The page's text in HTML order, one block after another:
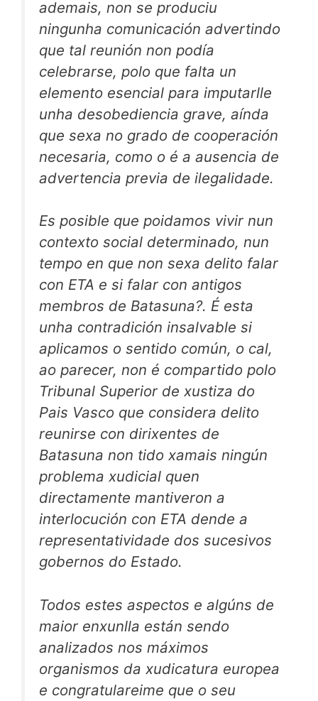
ademais, non se produciu
ningunha comunicación advertindo
que tal reunión non podía
celebrarse, polo que falta un
elemento esencial para imputarlle
unha desobediencia grave, aínda
que sexa no grado de cooperación
necesaria, como o é a ausencia de
advertencia previa de ilegalidade.
Es posible que poidamos vivir nun
contexto social determinado, nun
tempo en que non sexa delito falar
con ETA e si falar con antigos
membros de Batasuna?. É esta
unha contradición insalvable si
aplicamos o sentido común, o cal,
ao parecer, non é compartido polo
Tribunal Superior de xustiza do
Pais Vasco que considera delito
reunirse con dirixentes de
Batasuna non tido xamais ningún
problema xudicial quen
directamente mantiveron a
interlocución con ETA dende a
representatividade dos sucesivos
gobernos do Estado.
Todos estes aspectos e algúns de
maior enxunlla están sendo
analizados nos máximos
organismos da xudicatura europea
e congratulareime que o seu